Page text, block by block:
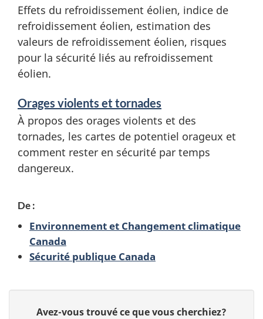
Effets du refroidissement éolien, indice de
refroidissement éolien, estimation des
valeurs de refroidissement éolien, risques
pour la sécurité liés au refroidissement
éolien.
Orages violents et tornades
À propos des orages violents et des
tornades, les cartes de potentiel orageux et
comment rester en sécurité par temps
dangereux.
De :
Environnement et Changement climatique
Canada
Sécurité publique Canada
Avez-vous trouvé ce que vous cherchiez?